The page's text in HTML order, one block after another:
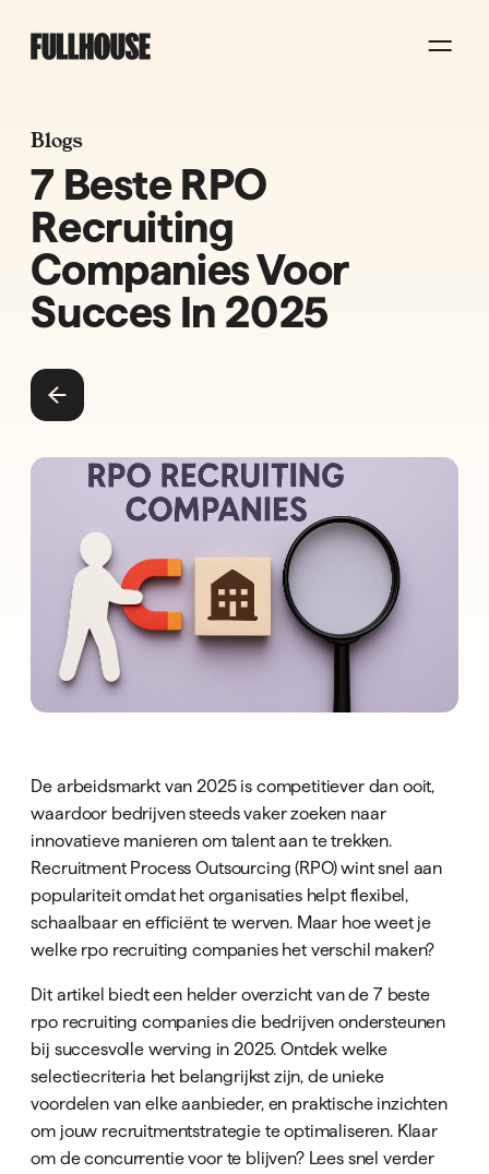
Blogs
7 Beste RPO
Recruiting
Companies Voor
Succes In 2025
De arbeidsmarkt van 2025 is competitiever dan ooit,
waardoor bedrijven steeds vaker zoeken naar
innovatieve manieren om talent aan te trekken.
Recruitment Process Outsourcing (RPO) wint snel aan
populariteit omdat het organisaties helpt flexibel,
schaalbaar en efficiënt te werven. Maar hoe weet je
welke rpo recruiting companies het verschil maken?
Dit artikel biedt een helder overzicht van de 7 beste
rpo recruiting companies die bedrijven ondersteunen
bij succesvolle werving in 2025. Ontdek welke
selectiecriteria het belangrijkst zijn, de unieke
voordelen van elke aanbieder, en praktische inzichten
om jouw recruitmentstrategie te optimaliseren. Klaar
om de concurrentie voor te blijven? Lees snel verder